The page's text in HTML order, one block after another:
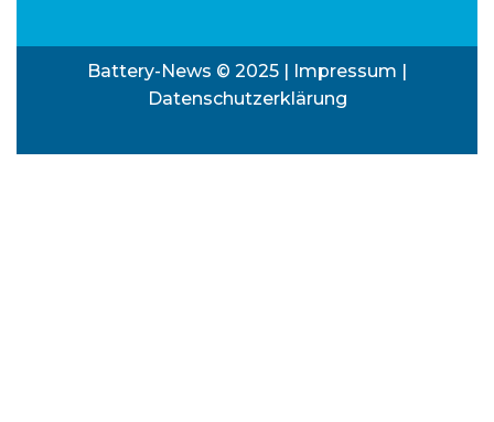
Battery-News © 2025 | Impressum |
Datenschutzerklärung